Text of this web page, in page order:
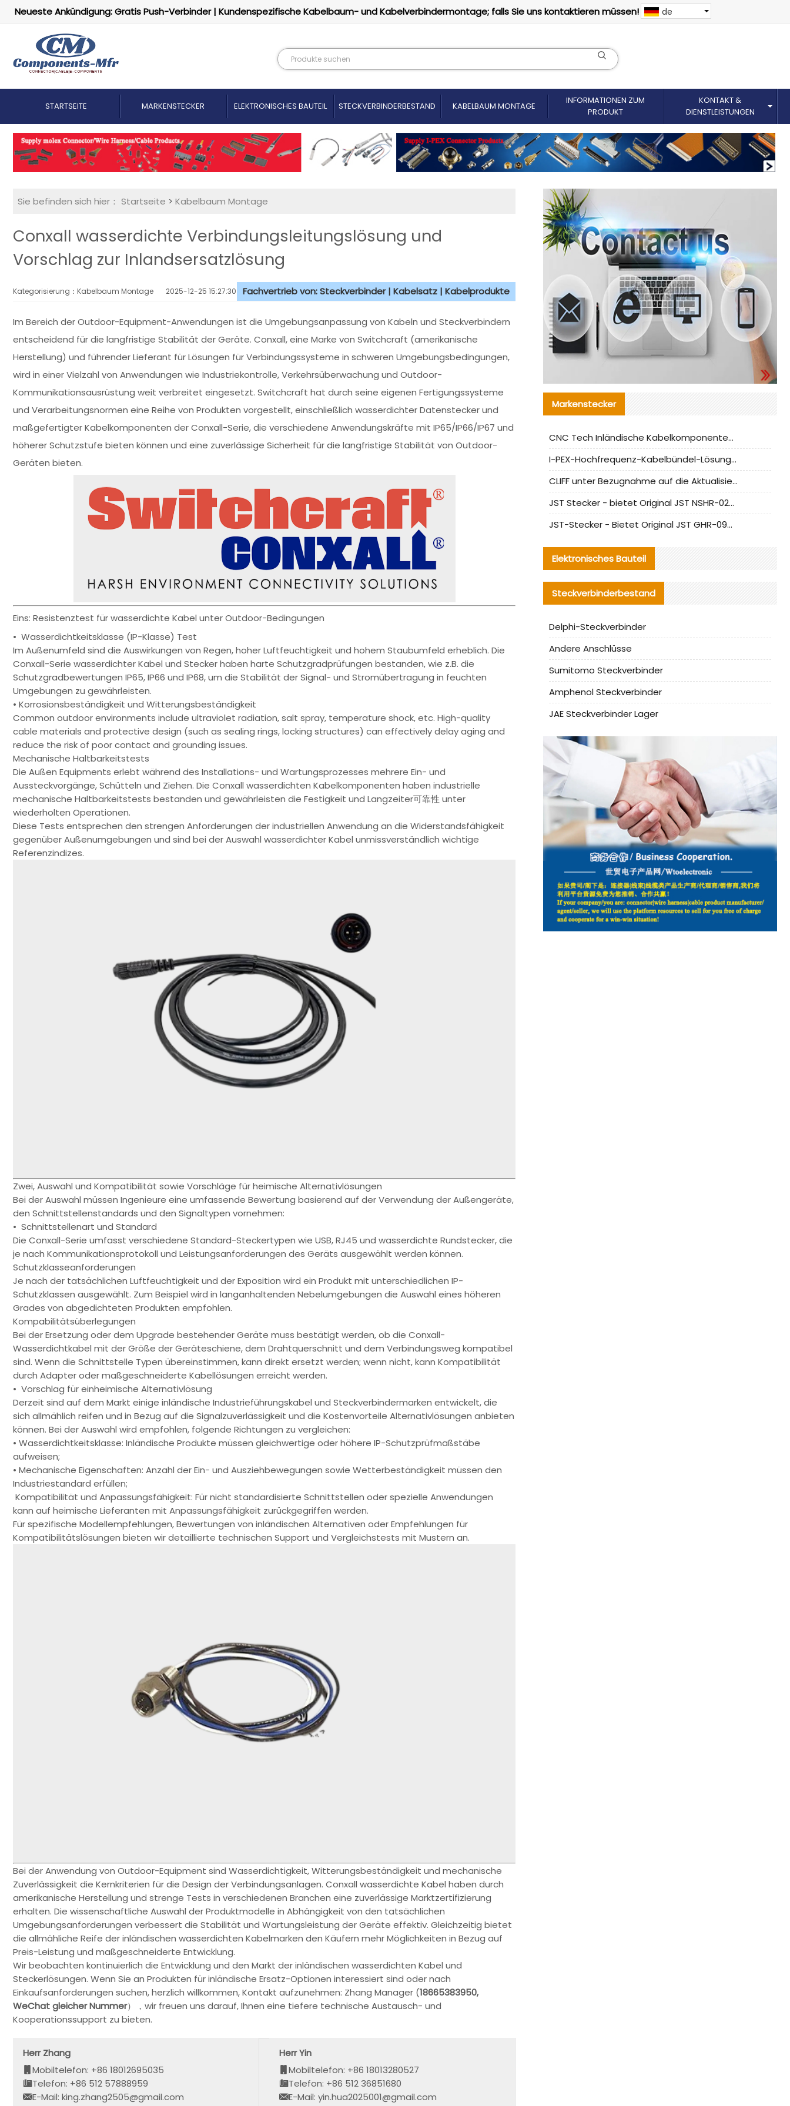
Neueste Ankündigung: Gratis Push-Verbinder | Kundenspezifische Kabelbaum- und Kabelverbindermontage; falls Sie uns kontaktieren müssen! de
STARTSEITE MARKENSTECKER ELEKTRONISCHES BAUTEIL STECKVERBINDERBESTAND KABELBAUM MONTAGE
INFORMATIONEN ZUM
PRODUKT
KONTAKT &
DIENSTLEISTUNGEN
Sie befinden sich hier： Startseite > Kabelbaum Montage
Conxall wasserdichte Verbindungsleitungslösung und
Vorschlag zur Inlandsersatzlösung
Kategorisierung：Kabelbaum Montage 2025-12-25 15:27:30 Fachvertrieb von: Steckverbinder | Kabelsatz | Kabelprodukte
Im Bereich der Outdoor-Equipment-Anwendungen ist die Umgebungsanpassung von Kabeln und Steckverbindern
entscheidend für die langfristige Stabilität der Geräte. Conxall, eine Marke von Switchcraft (amerikanische
Herstellung) und führender Lieferant für Lösungen für Verbindungssysteme in schweren Umgebungsbedingungen,
wird in einer Vielzahl von Anwendungen wie Industriekontrolle, Verkehrsüberwachung und Outdoor-
Kommunikationsausrüstung weit verbreitet eingesetzt. Switchcraft hat durch seine eigenen Fertigungssysteme
und Verarbeitungsnormen eine Reihe von Produkten vorgestellt, einschließlich wasserdichter Datenstecker und
maßgefertigter Kabelkomponenten der Conxall-Serie, die verschiedene Anwendungskräfte mit IP65/IP66/IP67 und
höherer Schutzstufe bieten können und eine zuverlässige Sicherheit für die langfristige Stabilität von Outdoor-
Geräten bieten.
Eins: Resistenztest für wasserdichte Kabel unter Outdoor-Bedingungen
• Wasserdichtkeitsklasse (IP-Klasse) Test
Im Außenumfeld sind die Auswirkungen von Regen, hoher Luftfeuchtigkeit und hohem Staubumfeld erheblich. Die
Conxall-Serie wasserdichter Kabel und Stecker haben harte Schutzgradprüfungen bestanden, wie z.B. die
Schutzgradbewertungen IP65, IP66 und IP68, um die Stabilität der Signal- und Stromübertragung in feuchten
Umgebungen zu gewährleisten.
• Korrosionsbeständigkeit und Witterungsbeständigkeit
Common outdoor environments include ultraviolet radiation, salt spray, temperature shock, etc. High-quality
cable materials and protective design (such as sealing rings, locking structures) can effectively delay aging and
reduce the risk of poor contact and grounding issues.
Mechanische Haltbarkeitstests
Die Außen Equipments erlebt während des Installations- und Wartungsprozesses mehrere Ein- und
Aussteckvorgänge, Schütteln und Ziehen. Die Conxall wasserdichten Kabelkomponenten haben industrielle
mechanische Haltbarkeitstests bestanden und gewährleisten die Festigkeit und Langzeiter可靠性 unter
wiederholten Operationen.
Diese Tests entsprechen den strengen Anforderungen der industriellen Anwendung an die Widerstandsfähigkeit
gegenüber Außenumgebungen und sind bei der Auswahl wasserdichter Kabel unmissverständlich wichtige
Referenzindizes.
Zwei, Auswahl und Kompatibilität sowie Vorschläge für heimische Alternativlösungen
Bei der Auswahl müssen Ingenieure eine umfassende Bewertung basierend auf der Verwendung der Außengeräte,
den Schnittstellenstandards und den Signaltypen vornehmen:
• Schnittstellenart und Standard
Die Conxall-Serie umfasst verschiedene Standard-Steckertypen wie USB, RJ45 und wasserdichte Rundstecker, die
je nach Kommunikationsprotokoll und Leistungsanforderungen des Geräts ausgewählt werden können.
Schutzklasseanforderungen
Je nach der tatsächlichen Luftfeuchtigkeit und der Exposition wird ein Produkt mit unterschiedlichen IP-
Schutzklassen ausgewählt. Zum Beispiel wird in langanhaltenden Nebelumgebungen die Auswahl eines höheren
Grades von abgedichteten Produkten empfohlen.
Kompabilitätsüberlegungen
Bei der Ersetzung oder dem Upgrade bestehender Geräte muss bestätigt werden, ob die Conxall-
Wasserdichtkabel mit der Größe der Geräteschiene, dem Drahtquerschnitt und dem Verbindungsweg kompatibel
sind. Wenn die Schnittstelle Typen übereinstimmen, kann direkt ersetzt werden; wenn nicht, kann Kompatibilität
durch Adapter oder maßgeschneiderte Kabellösungen erreicht werden.
• Vorschlag für einheimische Alternativlösung
Derzeit sind auf dem Markt einige inländische Industrieführungskabel und Steckverbindermarken entwickelt, die
sich allmählich reifen und in Bezug auf die Signalzuverlässigkeit und die Kostenvorteile Alternativlösungen anbieten
können. Bei der Auswahl wird empfohlen, folgende Richtungen zu vergleichen:
• Wasserdichtkeitsklasse: Inländische Produkte müssen gleichwertige oder höhere IP-Schutzprüfmaßstäbe
aufweisen;
• Mechanische Eigenschaften: Anzahl der Ein- und Ausziehbewegungen sowie Wetterbeständigkeit müssen den
Industriestandard erfüllen;
Kompatibilität und Anpassungsfähigkeit: Für nicht standardisierte Schnittstellen oder spezielle Anwendungen
kann auf heimische Lieferanten mit Anpassungsfähigkeit zurückgegriffen werden.
Für spezifische Modellempfehlungen, Bewertungen von inländischen Alternativen oder Empfehlungen für
Kompatibilitätslösungen bieten wir detaillierte technischen Support und Vergleichstests mit Mustern an.
Bei der Anwendung von Outdoor-Equipment sind Wasserdichtigkeit, Witterungsbeständigkeit und mechanische
Zuverlässigkeit die Kernkriterien für die Design der Verbindungsanlagen. Conxall wasserdichte Kabel haben durch
amerikanische Herstellung und strenge Tests in verschiedenen Branchen eine zuverlässige Marktzertifizierung
erhalten. Die wissenschaftliche Auswahl der Produktmodelle in Abhängigkeit von den tatsächlichen
Umgebungsanforderungen verbessert die Stabilität und Wartungsleistung der Geräte effektiv. Gleichzeitig bietet
die allmähliche Reife der inländischen wasserdichten Kabelmarken den Käufern mehr Möglichkeiten in Bezug auf
Preis-Leistung und maßgeschneiderte Entwicklung.
Wir beobachten kontinuierlich die Entwicklung und den Markt der inländischen wasserdichten Kabel und
Steckerlösungen. Wenn Sie an Produkten für inländische Ersatz-Optionen interessiert sind oder nach
Einkaufsanforderungen suchen, herzlich willkommen, Kontakt aufzunehmen: Zhang Manager (18665383950,
WeChat gleicher Nummer），wir freuen uns darauf, Ihnen eine tiefere technische Austausch- und
Kooperationssupport zu bieten.
Herr Zhang
Mobiltelefon: +86 18012695035
Telefon: +86 512 57888959
E-Mail: king.zhang2505@gmail.com
Herr Yin
Mobiltelefon: +86 18013280527
Telefon: +86 512 36851680
E-Mail: yin.hua2025001@gmail.com
Markenstecker
CNC Tech Inländische Kabelkomponentenbewertung und Massenproduktionsanpassungsanleitung
I-PEX-Hochfrequenz-Kabelbündel-Lösung für die heimische Produktion analysiert
CLIFF unter Bezugnahme auf die Aktualisierung der chinesischen Stecker-Testnormen
JST Stecker - bietet Original JST NSHR-02V-S Stecker und Ersatzteile an
JST-Stecker - Bietet Original JST GHR-09V-S Stecker und Ersatzteile an
Elektronisches Bauteil
Steckverbinderbestand
Delphi-Steckverbinder
Andere Anschlüsse
Sumitomo Steckverbinder
Amphenol Steckverbinder
JAE Steckverbinder Lager